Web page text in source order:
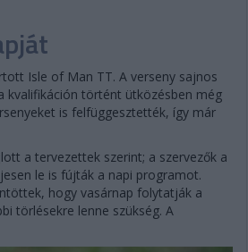
Isle of Man TT. A verseny sajnos
kvalifikáción történt ütközésben még
is felfüggesztették, így már
a tervezettek szerint; a szervezők a
le is fújták a napi programot.
hogy vasárnap folytatják a
törlésekre lenne szükség. A